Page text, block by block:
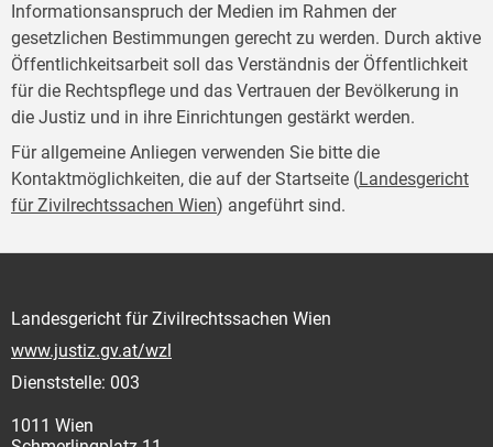
Informationsanspruch der Medien im Rahmen der
gesetzlichen Bestimmungen gerecht zu werden. Durch aktive
Öffentlichkeitsarbeit soll das Verständnis der Öffentlichkeit
für die Rechtspflege und das Vertrauen der Bevölkerung in
die Justiz und in ihre Einrichtungen gestärkt werden.
Für allgemeine Anliegen verwenden Sie bitte die
Kontaktmöglichkeiten, die auf der Startseite (Landesgericht
für Zivilrechtssachen Wien) angeführt sind.
Landesgericht für Zivilrechtssachen Wien
www.justiz.gv.at/wzl
Dienststelle: 003
1011 Wien